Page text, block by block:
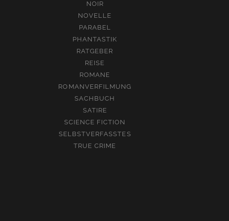
NOIR
NOVELLE
PARABEL
PHANTASTIK
RATGEBER
REISE
ROMANE
ROMANVERFILMUNG
SACHBUCH
SATIRE
SCIENCE FICTION
SELBSTVERFASSTES
TRUE CRIME